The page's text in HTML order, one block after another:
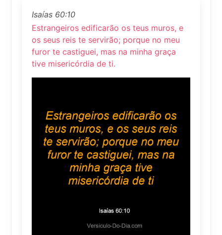
Isaías 60:10
Estrangeiros edificarão os teus muros, e
os seus reis te servirão; porque no meu
furor te castiguei, mas na minha graça
tive misericórdia de ti.